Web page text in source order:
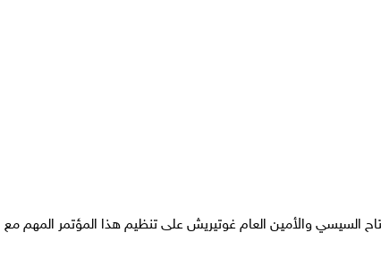
السيسي والأمين العام غوتيريش على تنظيم هذا المؤتمر المهم مع